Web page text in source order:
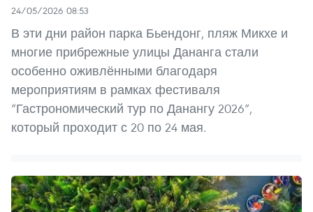
24/05/2026 08:53
В эти дни район парка Бьендонг, пляж Микхе и
многие прибрежные улицы Дананга стали
особенно оживлёнными благодаря
мероприятиям в рамках фестиваля
“Гастрономический тур по Данангу 2026”,
который проходит с 20 по 24 мая.